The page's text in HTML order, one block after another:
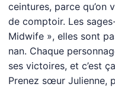
ceintures, parce qu’on
de comptoir. Les
Midwife », elles sont
nan. Chaque
ses victoires, et c’est
Prenez sœur Julienne,